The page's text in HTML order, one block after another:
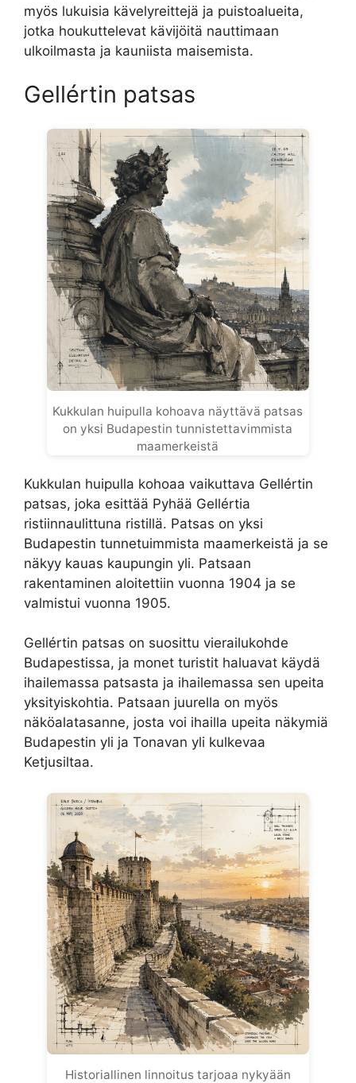
myös lukuisia kävelyreittejä ja puistoalueita,
jotka houkuttelevat kävijöitä nauttimaan
ulkoilmasta ja kauniista maisemista.
Gellértin patsas
Kukkulan huipulla kohoava näyttävä patsas
on yksi Budapestin tunnistettavimmista
maamerkeistä
Kukkulan huipulla kohoaa vaikuttava Gellértin
patsas, joka esittää Pyhää Gellértia
ristiinnaulittuna ristillä. Patsas on yksi
Budapestin tunnetuimmista maamerkeistä ja se
näkyy kauas kaupungin yli. Patsaan
rakentaminen aloitettiin vuonna 1904 ja se
valmistui vuonna 1905.
Gellértin patsas on suosittu vierailukohde
Budapestissa, ja monet turistit haluavat käydä
ihailemassa patsasta ja ihailemassa sen upeita
yksityiskohtia. Patsaan juurella on myös
näköalatasanne, josta voi ihailla upeita näkymiä
Budapestin yli ja Tonavan yli kulkevaa
Ketjusiltaa.
Historiallinen linnoitus tarjoaa nykyään